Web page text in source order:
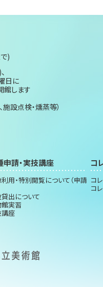
)
日に
館します
設点検・燻蒸等）
申請・実技講座
用・特別閲覧について（申請
出について
実習
座
コ
コ
コ